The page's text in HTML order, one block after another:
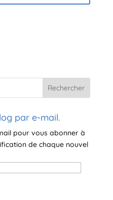
par e-mail.
pour vous abonner à
de chaque nouvel